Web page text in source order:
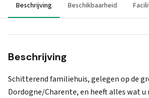
Beschrijving Beschikbaarheid
Beschrijving
Schitterend familiehuis, gelegen op de
Dordogne/Charente, en heeft alles wat u